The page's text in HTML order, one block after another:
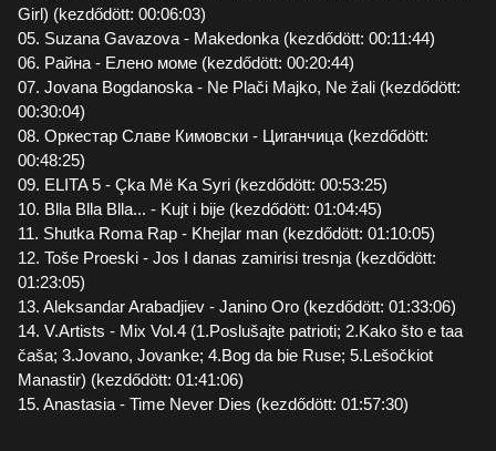
Girl) (kezdődött: 00:06:03)
05. Suzana Gavazova - Makedonka (kezdődött: 00:11:44)
06. Райна - Елено моме (kezdődött: 00:20:44)
07. Jovana Bogdanoska - Ne Plači Majko, Ne žali (kezdődött:
00:30:04)
08. Оркестар Славе Кимовски - Циганчица (kezdődött:
00:48:25)
09. ELITA 5 - Çka Më Ka Syri (kezdődött: 00:53:25)
10. Blla Blla Blla... - Kujt i bije (kezdődött: 01:04:45)
11. Shutka Roma Rap - Khejlar man (kezdődött: 01:10:05)
12. Toše Proeski - Jos I danas zamirisi tresnja (kezdődött:
01:23:05)
13. Aleksandar Arabadjiev - Janino Oro (kezdődött: 01:33:06)
14. V.Artists - Mix Vol.4 (1.Poslušajte patrioti; 2.Kako što e taa
čaša; 3.Jovano, Jovanke; 4.Bog da bie Ruse; 5.Lešočkiot
Manastir) (kezdődött: 01:41:06)
15. Anastasia - Time Never Dies (kezdődött: 01:57:30)